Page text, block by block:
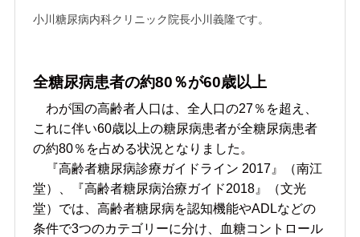
小川糖尿病内科クリニック院長小川義隆です。
全糖尿病患者の約80％が60歳以上
わが国の高齢者人口は、全人口の27％を超え、
これに伴い60歳以上の糖尿病患者が全糖尿病患者
の約80％を占める状況となりました。
『高齢者糖尿病診療ガイドライン 2017』（南江
堂）、『高齢者糖尿病治療ガイド2018』（文光
堂）では、高齢者糖尿病を認知機能やADLなどの
条件で3つのカテゴリーに分け、血糖コントロール